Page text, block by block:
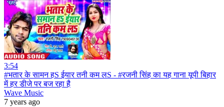
3:54
#भतार के सामन हS ईयार तनी कम लS - #रजनी सिंह का यह गाना यूपी बिहार
में हर डीजे पर बज रहा है
Wave Music
7 years ago